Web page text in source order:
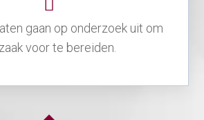
gaan op onderzoek uit om
voor te bereiden.